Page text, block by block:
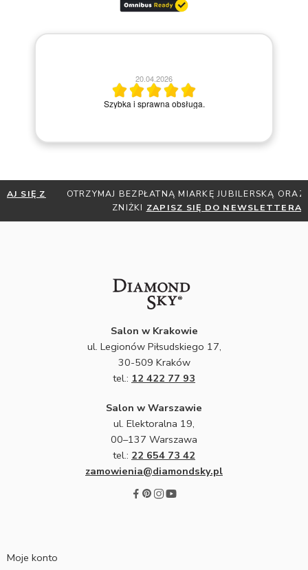
20.04.2026
Szybka i sprawna obsługa.
OTRZYMAJ BEZPŁATNĄ MIARKĘ JUBILERSKĄ ORAZ DO 30%
ZAPISZ SIĘ DO NEWSLETTERA
Salon w Krakowie
ul. Legionów Piłsudskiego 17,
30-509 Kraków
tel.: 12 422 77 93
Salon w Warszawie
ul. Elektoralna 19,
00–137 Warszawa
tel.: 22 654 73 42
zamowienia@diamondsky.pl
Moje konto